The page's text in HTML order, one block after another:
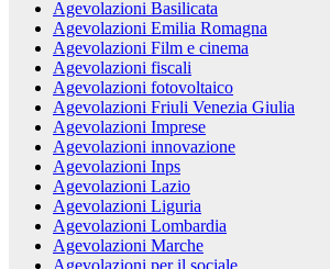
Agevolazioni Basilicata
Agevolazioni Emilia Romagna
Agevolazioni Film e cinema
Agevolazioni fiscali
Agevolazioni fotovoltaico
Agevolazioni Friuli Venezia Giulia
Agevolazioni Imprese
Agevolazioni innovazione
Agevolazioni Inps
Agevolazioni Lazio
Agevolazioni Liguria
Agevolazioni Lombardia
Agevolazioni Marche
Agevolazioni per il sociale